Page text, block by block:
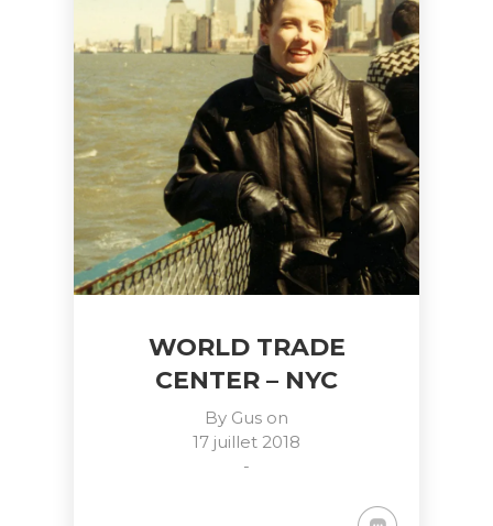
WORLD TRADE
CENTER – NYC
By Gus on
17 juillet 2018
-